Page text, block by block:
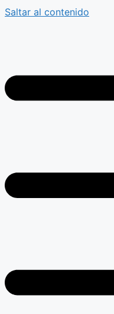
Saltar al contenido